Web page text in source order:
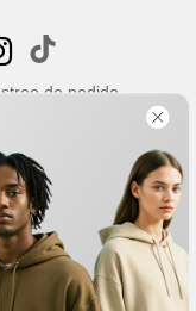
de pedido